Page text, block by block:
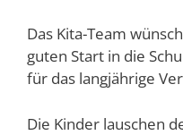
Das Kita-Team
guten Start in die
für das langjährige
Die Kinder lauschen